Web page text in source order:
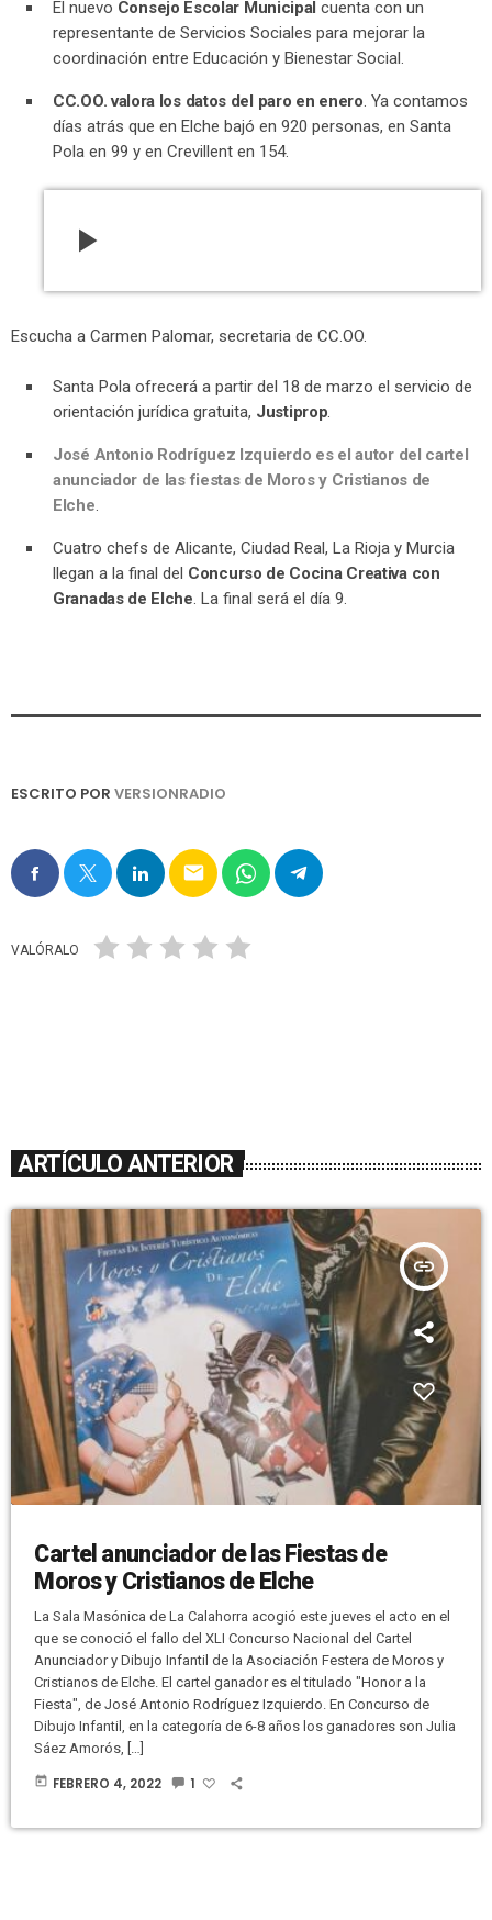
El nuevo Consejo Escolar Municipal cuenta con un
representante de Servicios Sociales para mejorar la
coordinación entre Educación y Bienestar Social.
CC.OO. valora los datos del paro en enero. Ya contamos
días atrás que en Elche bajó en 920 personas, en Santa
Pola en 99 y en Crevillent en 154.
play_arrow
Escucha a Carmen Palomar, secretaria de CC.OO.
Santa Pola ofrecerá a partir del 18 de marzo el servicio de
orientación jurídica gratuita, Justiprop.
José Antonio Rodríguez Izquierdo es el autor del cartel
anunciador de las fiestas de Moros y Cristianos de
Elche.
Cuatro chefs de Alicante, Ciudad Real, La Rioja y Murcia
llegan a la final del Concurso de Cocina Creativa con
Granadas de Elche. La final será el día 9.
ESCRITO POR VERSIONRADIO
email
VALÓRALO
ARTÍCULO ANTERIOR
insert_link
Cartel anunciador de las Fiestas de
Moros y Cristianos de Elche
La Sala Masónica de La Calahorra acogió este jueves el acto en el
que se conoció el fallo del XLI Concurso Nacional del Cartel
Anunciador y Dibujo Infantil de la Asociación Festera de Moros y
Cristianos de Elche. El cartel ganador es el titulado "Honor a la
Fiesta", de José Antonio Rodríguez Izquierdo. En Concurso de
Dibujo Infantil, en la categoría de 6-8 años los ganadores son Julia
Sáez Amorós, […]
today FEBRERO 4, 2022 1